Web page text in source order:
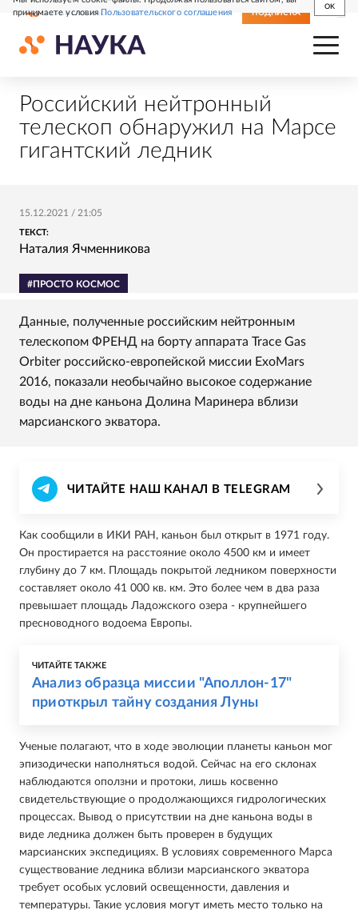
принимаете условияПользовательского соглашения
OK
СВЕЖИЙ НОМЕР ПОДПИСКА
Российский нейтронный
телескоп обнаружил на Марсе
гигантский ледник
15.12.2021 / 21:05
ТЕКСТ:
Наталия Ячменникова
#ПРОСТО КОСМОС
Данные, полученные российским нейтронным
телескопом ФРЕНД на борту аппарата Trace Gas
Orbiter российско-европейской миссии ExoMars
2016, показали необычайно высокое содержание
воды на дне каньона Долина Маринера вблизи
марсианского экватора.
ЧИТАЙТЕ НАШ КАНАЛ В TELEGRAM
Как сообщили в ИКИ РАН, каньон был открыт в 1971 году.
Он простирается на расстояние около 4500 км и имеет
глубину до 7 км. Площадь покрытой ледником поверхности
составляет около 41 000 кв. км. Это более чем в два раза
превышает площадь Ладожского озера - крупнейшего
пресноводного водоема Европы.
ЧИТАЙТЕ ТАКЖЕ
Анализ образца миссии "Аполлон-17"
приоткрыл тайну создания Луны
Ученые полагают, что в ходе эволюции планеты каньон мог
эпизодически наполняться водой. Сейчас на его склонах
наблюдаются оползни и протоки, лишь косвенно
свидетельствующие о продолжающихся гидрологических
процессах. Вывод о присутствии на дне каньона воды в
виде ледника должен быть проверен в будущих
марсианских экспедициях. В условиях современного Марса
существование ледника вблизи марсианского экватора
требует особых условий освещенности, давления и
температуры. Такие условия могут иметь место только на